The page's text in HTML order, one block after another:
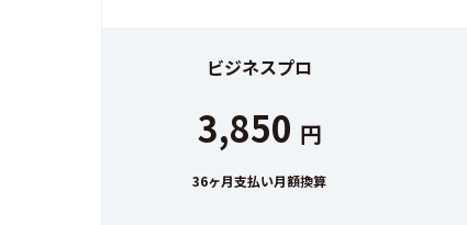
ビジネスプロ
3,850 円
36ヶ月支払い月額換算